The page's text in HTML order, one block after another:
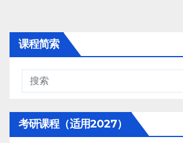
课程简索
考研课程（适用2027）